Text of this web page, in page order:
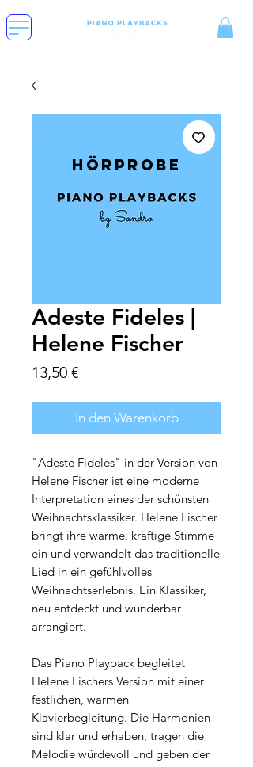
Adeste Fideles |
Helene Fischer
13,50 €Preis
In den Warenkorb
"Adeste Fideles" in der Version von
Helene Fischer ist eine moderne
Interpretation eines der schönsten
Weihnachtsklassiker. Helene Fischer
bringt ihre warme, kräftige Stimme
ein und verwandelt das traditionelle
Lied in ein gefühlvolles
Weihnachtserlebnis. Ein Klassiker,
neu entdeckt und wunderbar
arrangiert.
Das Piano Playback begleitet
Helene Fischers Version mit einer
festlichen, warmen
Klavierbegleitung. Die Harmonien
sind klar und erhaben, tragen die
Melodie würdevoll und geben der
Hörprobe